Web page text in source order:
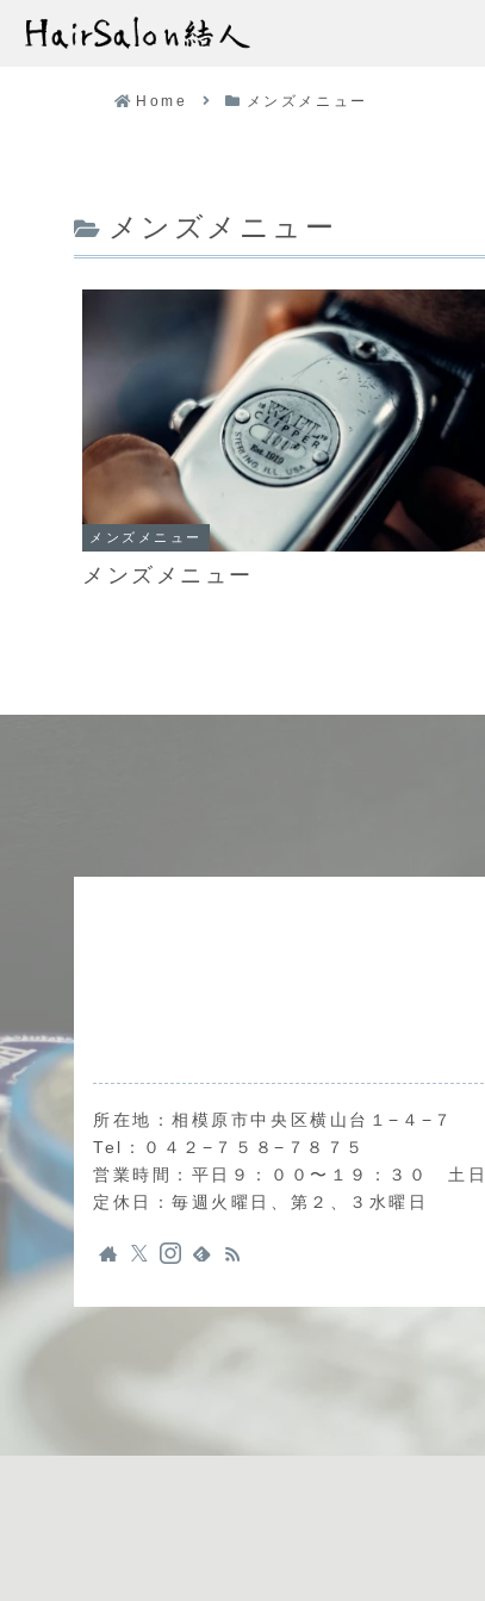
Home メンズメニュー
メンズメニュー
メンズメニュー
メンズメニュー
所在地：相模原市中央区横山台１−４−７
Tel：０４２−７５８−７８７５
営業時間：平日９：００〜１９：３０ 土
定休日：毎週火曜日、第２、３水曜日